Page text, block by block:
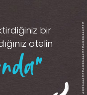
bir
otelin